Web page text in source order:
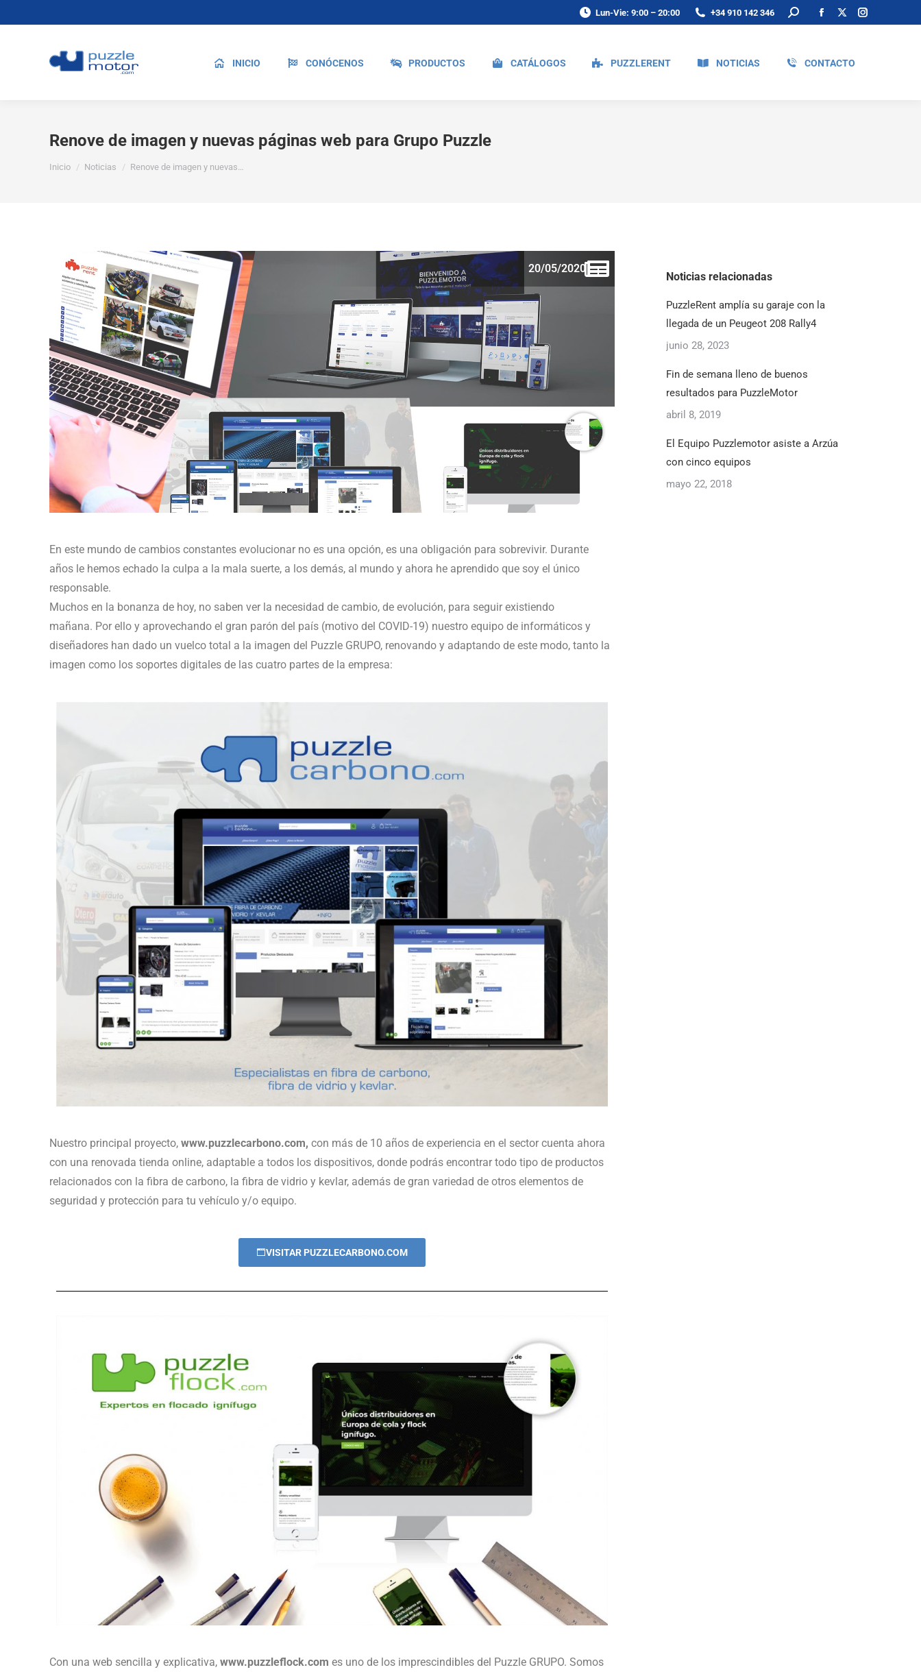
Lun-Vie: 9:00 – 20:00 +34 910 142 346
INICIO CONÓCENOS PRODUCTOS CATÁLOGOS PUZZLERENT NOTICIAS CONTACTO
Renove de imagen y nuevas páginas web para Grupo Puzzle
Estás aquí:
Inicio Noticias Renove de imagen y nuevas…
20/05/2020
En este mundo de cambios constantes evolucionar no es una opción, es una obligación para sobrevivir. Durante
años le hemos echado la culpa a la mala suerte, a los demás, al mundo y ahora he aprendido que soy el único
responsable.
Muchos en la bonanza de hoy, no saben ver la necesidad de cambio, de evolución, para seguir existiendo
mañana. Por ello y aprovechando el gran parón del país (motivo del COVID-19) nuestro equipo de informáticos y
diseñadores han dado un vuelco total a la imagen del Puzzle GRUPO, renovando y adaptando de este modo, tanto la
imagen como los soportes digitales de las cuatro partes de la empresa:
Nuestro principal proyecto, www.puzzlecarbono.com, con más de 10 años de experiencia en el sector cuenta ahora
con una renovada tienda online, adaptable a todos los dispositivos, donde podrás encontrar todo tipo de productos
relacionados con la fibra de carbono, la fibra de vidrio y kevlar, además de gran variedad de otros elementos de
seguridad y protección para tu vehículo y/o equipo.
VISITAR PUZZLECARBONO.COM
Con una web sencilla y explicativa, www.puzzleflock.com es uno de los imprescindibles del Puzzle GRUPO. Somos
Noticias relacionadas
PuzzleRent amplía su garaje con la
llegada de un Peugeot 208 Rally4
junio 28, 2023
Fin de semana lleno de buenos
resultados para PuzzleMotor
abril 8, 2019
El Equipo Puzzlemotor asiste a Arzúa
con cinco equipos
mayo 22, 2018